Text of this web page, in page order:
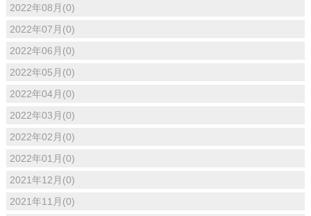
2022年08月(0)
2022年07月(0)
2022年06月(0)
2022年05月(0)
2022年04月(0)
2022年03月(0)
2022年02月(0)
2022年01月(0)
2021年12月(0)
2021年11月(0)